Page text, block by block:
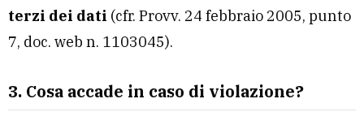
terzi dei dati (cfr. Provv. 24 febbraio 2005, punto
7, doc. web n. 1103045).
3. Cosa accade in caso di violazione?